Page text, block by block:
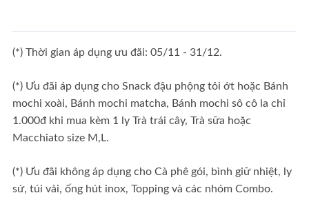
(*) Thời gian áp dụng ưu đãi: 05/11 - 31/12.
(*) Ưu đãi áp dụng cho Snack đậu phộng tỏi ớt hoặc Bánh
mochi xoài, Bánh mochi matcha, Bánh mochi sô cô la chỉ
1.000đ khi mua kèm 1 ly Trà trái cây, Trà sữa hoặc
Macchiato size M,L.
(*) Ưu đãi không áp dụng cho Cà phê gói, bình giữ nhiệt, ly
sứ, túi vải, ống hút inox, Topping và các nhóm Combo.